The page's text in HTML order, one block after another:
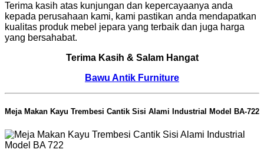
Terima kasih atas kunjungan dan kepercayaanya anda
kepada perusahaan kami, kami pastikan anda mendapatkan
kualitas produk mebel jepara yang terbaik dan juga harga
yang bersahabat.
Terima Kasih & Salam Hangat
Bawu Antik Furniture
Meja Makan Kayu Trembesi Cantik Sisi Alami Industrial Model BA-722